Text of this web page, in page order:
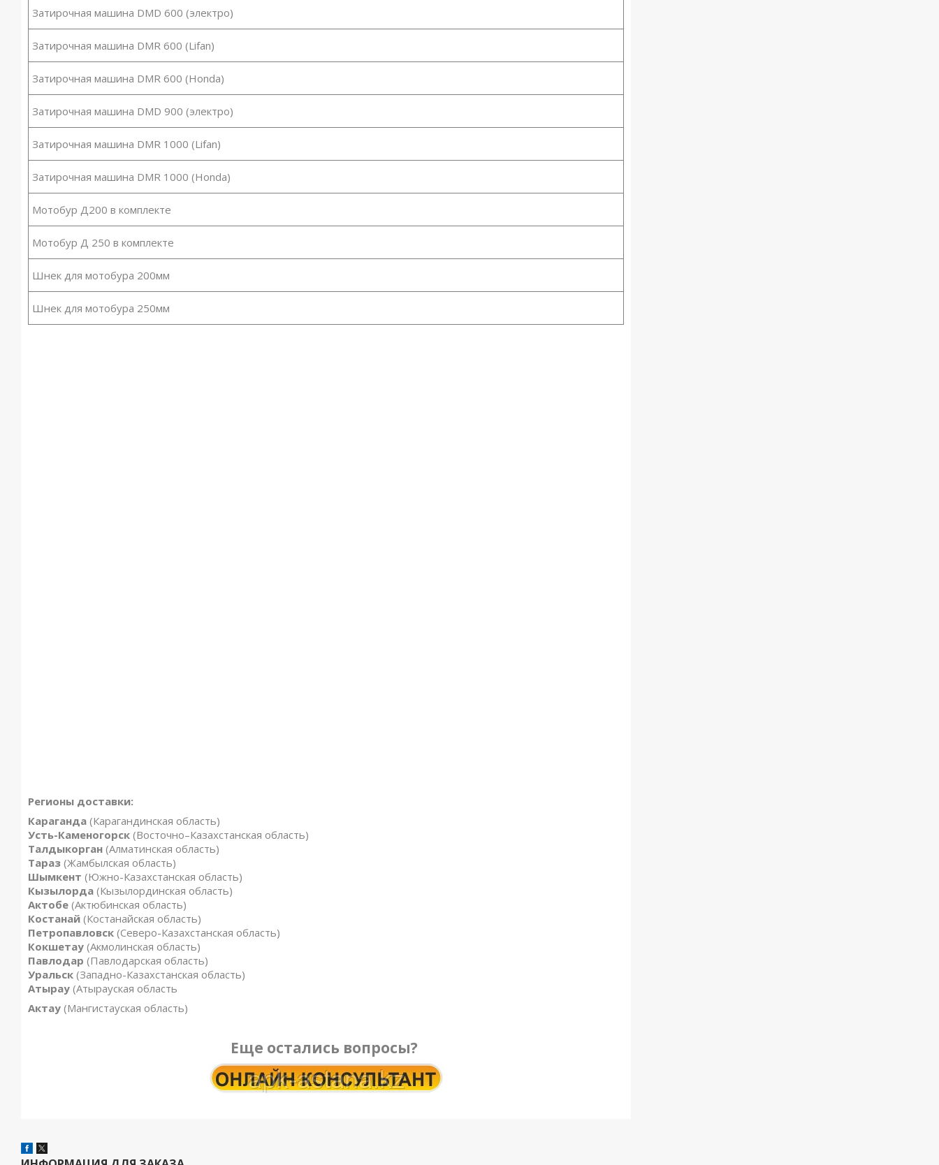
Затирочная машина DMD 600 (электро)
Затирочная машина DMR 600 (Lifan)
Затирочная машина DMR 600 (Honda)
Затирочная машина DMD 900 (электро)
Затирочная машина DMR 1000 (Lifan)
Затирочная машина DMR 1000 (Honda)
Мотобур Д200 в комплекте
Мотобур Д 250 в комплекте
Шнек для мотобура 200мм
Шнек для мотобура 250мм
Регионы доставки:
Караганда (Карагандинская область)
Усть-Каменогорск (Восточно–Казахстанская область)
Талдыкорган (Алматинская область)
Тараз (Жамбылская область)
Шымкент (Южно-Казахстанская область)
Кызылорда (Кызылординская область)
Актобе (Актюбинская область)
Костанай (Костанайская область)
Петропавловск (Северо-Казахстанская область)
Кокшетау (Акмолинская область)
Павлодар (Павлодарская область)
Уральск (Западно-Казахстанская область)
Атырау (Атырауская область
Актау (Мангистауская область)
Еще остались вопросы?